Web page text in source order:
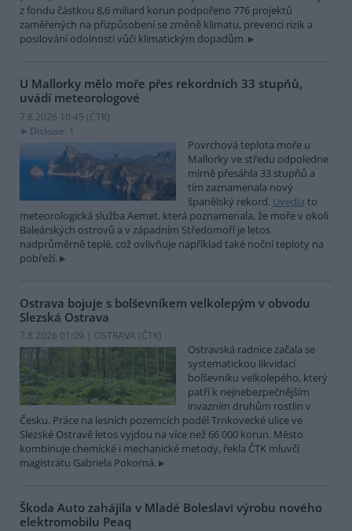
z fondu částkou 8,6 miliard korun podpořeno 776 projektů
zaměřených na přizpůsobení se změně klimatu, prevenci rizik a
posilování odolnosti vůči klimatickým dopadům.
U Mallorky mělo moře přes rekordních 33 stupňů,
uvádí meteorologové
7.8.2026 10:45 (ČTK)
Diskuse: 1
Povrchová teplota moře u
Mallorky ve středu odpoledne
mírně přesáhla 33 stupňů a
tím zaznamenala nový
španělský rekord. Uvedla to
meteorologická služba Aemet, která poznamenala, že moře v okolí
Baleárských ostrovů a v západním Středomoří je letos
nadprůměrně teplé, což ovlivňuje například také noční teploty na
pobřeží.
Ostrava bojuje s bolševníkem velkolepým v obvodu
Slezská Ostrava
7.8.2026 01:09 | OSTRAVA (ČTK)
Ostravská radnice začala se
systematickou likvidací
bolševníku velkolepého, který
patří k nejnebezpečnějším
invazním druhům rostlin v
Česku. Práce na lesních pozemcích podél Trnkovecké ulice ve
Slezské Ostravě letos vyjdou na více než 66 000 korun. Město
kombinuje chemické i mechanické metody, řekla ČTK mluvčí
magistrátu Gabriela Pokorná.
Škoda Auto zahájila v Mladé Boleslavi výrobu nového
elektromobilu Peaq